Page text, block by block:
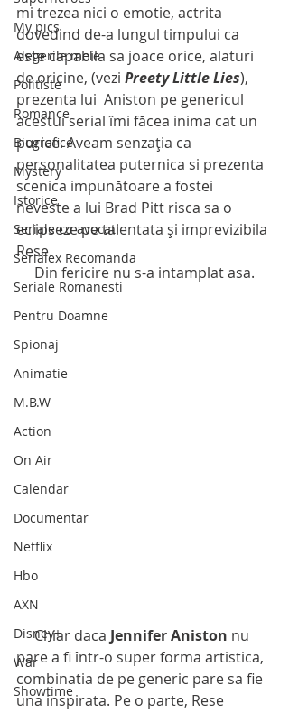
My pics
Alegerile mele
Politiste
Romance
Biografice
Mystery
Istorice
Seriale cu avocati
Serialex Recomanda
Seriale Romanesti
Pentru Doamne
Spionaj
Animatie
M.B.W
Action
On Air
Calendar
Documentar
Netflix
Hbo
AXN
Disney+
War
Showtime
mi trezea nici o emotie, actrita
dovedind de-a lungul timpului ca
este capabila sa joace orice, alaturi
de oricine, (vezi Preety Little Lies),
prezenta lui  Aniston pe genericul
acestui serial îmi făcea inima cat un
purice. Aveam senzația ca
personalitatea puternica si prezenta
scenica impunătoare a fostei
neveste a lui Brad Pitt risca sa o
eclipseze pe talentata și imprevizibila
Rese.
Din fericire nu s-a intamplat asa.
Chiar daca Jennifer Aniston nu
pare a fi într-o super forma artistica,
combinatia de pe generic pare sa fie
una inspirata. Pe o parte, Rese